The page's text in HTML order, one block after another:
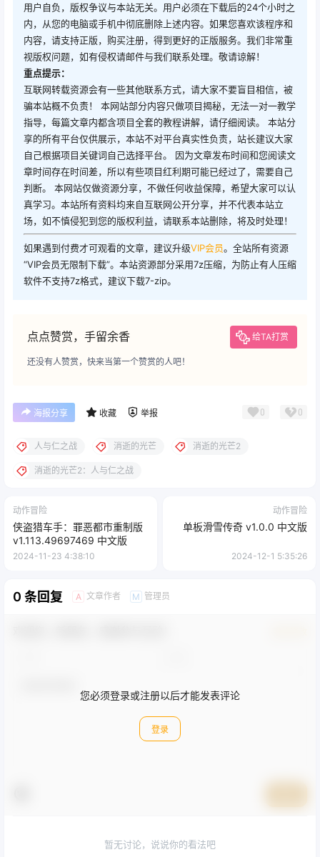
用户自负，版权争议与本站无关。用户必须在下载后的24个小时之
内，从您的电脑或手机中彻底删除上述内容。如果您喜欢该程序和
内容，请支持正版，购买注册，得到更好的正版服务。我们非常重
视版权问题，如有侵权请邮件与我们联系处理。敬请谅解！
重点提示：
互联网转载资源会有一些其他联系方式，请大家不要盲目相信，被
骗本站概不负责！ 本网站部分内容只做项目揭秘，无法一对一教学
指导，每篇文章内都含项目全套的教程讲解，请仔细阅读。 本站分
享的所有平台仅供展示，本站不对平台真实性负责，站长建议大家
自己根据项目关键词自己选择平台。 因为文章发布时间和您阅读文
章时间存在时间差，所以有些项目红利期可能已经过了，需要自己
判断。 本网站仅做资源分享，不做任何收益保障，希望大家可以认
真学习。本站所有资料均来自互联网公开分享，并不代表本站立
场，如不慎侵犯到您的版权利益，请联系本站删除，将及时处理！
如果遇到付费才可观看的文章，建议升级VIP会员。全站所有资源
“VIP会员无限制下载”。本站资源部分采用7z压缩，为防止有人压缩
软件不支持7z格式，建议下载7-zip。
点点赞赏，手留余香 给TA打赏
还没有人赞赏，快来当第一个赞赏的人吧！
海报分享 收藏 举报 0 0
人与仁之战 消逝的光芒 消逝的光芒2
消逝的光芒2：人与仁之战
动作冒险
侠盗猎车手：罪恶都市重制版
v1.113.49697469 中文版
2024-11-23 4:38:10
动作冒险
单板滑雪传奇 v1.0.0 中文版
2024-12-1 5:35:26
0 条回复 A 文章作者 M 管理员
您必须登录或注册以后才能发表评论
登录
暂无讨论，说说你的看法吧